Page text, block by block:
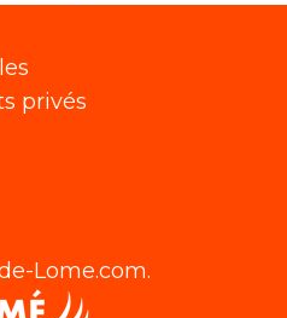
privés
Lome.com.